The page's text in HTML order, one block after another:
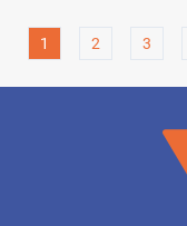
1 2 3